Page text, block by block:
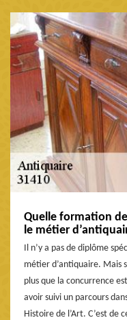
Quelle formation
le métier
Il n’y a pas de diplôme
métier d’antiquaire. Mais
plus que la concurrence
avoir suivi un parcours
Histoire de l’Art. C’est de